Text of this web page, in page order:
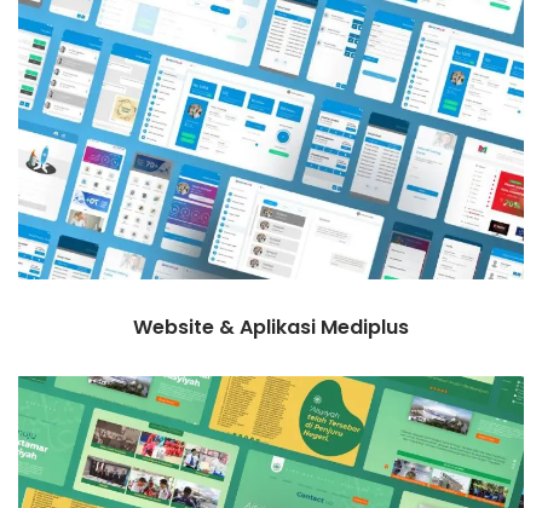
Website & Aplikasi Mediplus